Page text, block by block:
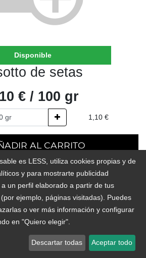
Disponible
de setas
€ / 100 gr
1,10 €
AL CARRITO
Add to Wishlist
deshidratados y boletus, ideal
comida en pocos minutos.
es LESS, utiliza cookies propias y de
y para mostrarte publicidad
un perfil elaborado a partir de tus
ejemplo, páginas visitadas). Puedes
o ver más información y configurar
en "Quiero elegir".
Descartar todas Aceptar todo